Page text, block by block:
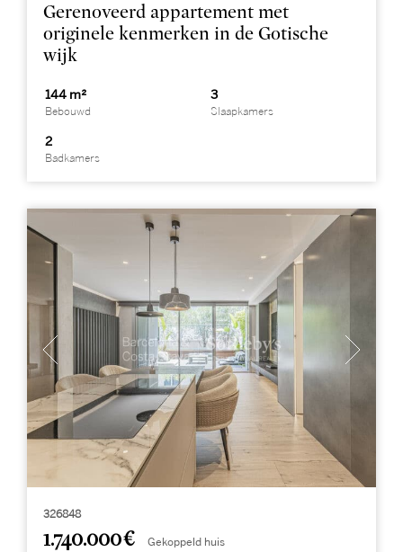
Gerenoveerd appartement met
originele kenmerken in de Gotische
wijk
144 m²
Bebouwd
3
Slaapkamers
2
Badkamers
326848
1.740.000 € Gekoppeld huis